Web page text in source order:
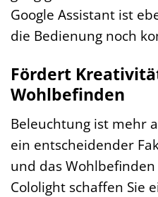
Google Assistant ist
die Bedienung noch
Fördert
Wohlbefinden
Beleuchtung ist mehr
ein entscheidender
und das
Cololight schaffen Sie